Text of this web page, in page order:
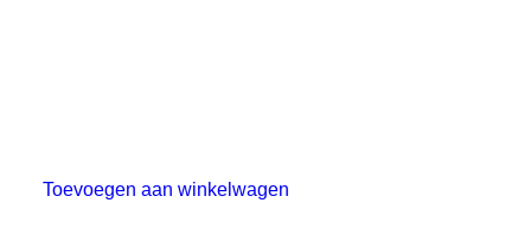
Toevoegen aan winkelwagen